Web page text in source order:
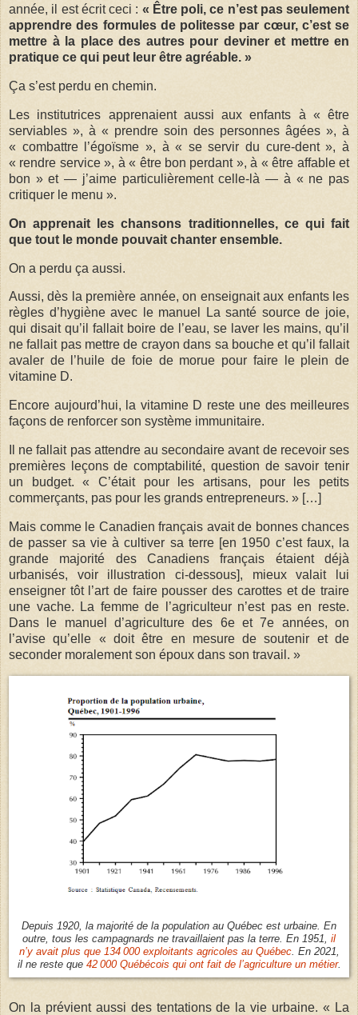
année, il est écrit ceci : « Être poli, ce n’est pas seulement
apprendre des formules de politesse par cœur, c’est se
mettre à la place des autres pour deviner et mettre en
pratique ce qui peut leur être agréable. »
Ça s’est perdu en chemin.
Les institutrices apprenaient aussi aux enfants à « être
serviables », à « prendre soin des personnes âgées », à
« combattre l’égoïsme », à « se servir du cure-dent », à
« rendre service », à « être bon perdant », à « être affable et
bon » et — j’aime particulièrement celle-là — à « ne pas
critiquer le menu ».
On apprenait les chansons traditionnelles, ce qui fait
que tout le monde pouvait chanter ensemble.
On a perdu ça aussi.
Aussi, dès la première année, on enseignait aux enfants les
règles d’hygiène avec le manuel La santé source de joie,
qui disait qu’il fallait boire de l’eau, se laver les mains, qu’il
ne fallait pas mettre de crayon dans sa bouche et qu’il fallait
avaler de l’huile de foie de morue pour faire le plein de
vitamine D.
Encore aujourd’hui, la vitamine D reste une des meilleures
façons de renforcer son système immunitaire.
Il ne fallait pas attendre au secondaire avant de recevoir ses
premières leçons de comptabilité, question de savoir tenir
un budget. « C’était pour les artisans, pour les petits
commerçants, pas pour les grands entrepreneurs. » […]
Mais comme le Canadien français avait de bonnes chances
de passer sa vie à cultiver sa terre [en 1950 c’est faux, la
grande majorité des Canadiens français étaient déjà
urbanisés, voir illustration ci-dessous], mieux valait lui
enseigner tôt l’art de faire pousser des carottes et de traire
une vache. La femme de l’agriculteur n’est pas en reste.
Dans le manuel d’agriculture des 6e et 7e années, on
l’avise qu’elle « doit être en mesure de soutenir et de
seconder moralement son époux dans son travail. »
Depuis 1920, la majorité de la population au Québec est urbaine. En
outre, tous les campagnards ne travaillaient pas la terre. En 1951,
il
n’y avait plus que 134 000 exploitants agricoles au Québec. En 2021,
il ne reste que 42 000 Québécois qui ont fait de l’agriculture un métier.
On la prévient aussi des tentations de la vie urbaine. « La